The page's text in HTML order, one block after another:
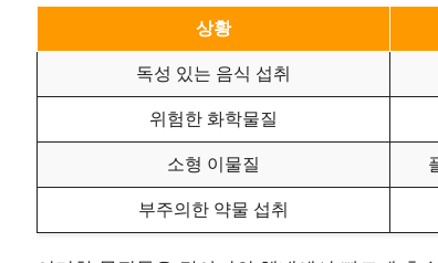
상황
독성 있는 음식 섭취
위험한 화학물질
소형 이물질
부주의한 약물 섭취